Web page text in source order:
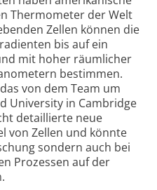
Thermometer der Welt
Zellen können die
bis auf ein
mit hoher räumlicher
bestimmen.
von dem Team um
University in Cambridge
detaillierte neue
von Zellen und könnte
sondern auch bei
Prozessen auf der